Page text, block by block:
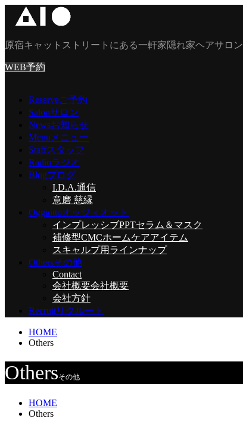
原宿キャットストリートにある一軒家隠れ家ヘアサロン
WEB予約
Reserveご予約
Salonサロン
Newsお知らせ
Menu メニュー
Staffスタッフ
Radioラジオ
Blogブログ
I.D.A.通信
意磨 慈縁
Oggiottoオッジィオット
インプレッシブPPTセラム＆マスク
補修型CMCホームケアアイテム
スキャルプ用ラインナップ
Othersその他
Contact
会社概要会社概要
会社方針
Recruitリクルート
HOME
Others
Othersその他
HOME
Others